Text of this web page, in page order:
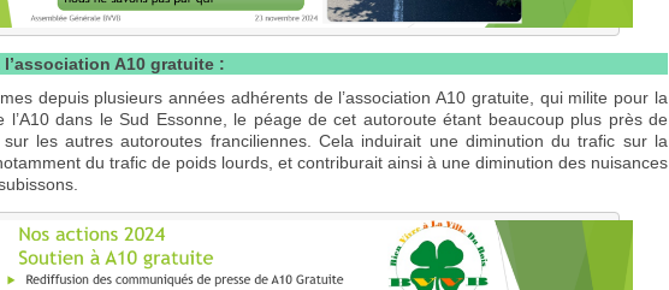
A10 gratuite :
depuis plusieurs années adhérents de l’association A10 gratuite, qui milite pour la
l’A10 dans le Sud Essonne, le péage de cet autoroute étant beaucoup plus près de
les autres autoroutes franciliennes. Cela induirait une diminution du trafic sur la
du trafic de poids lourds, et contriburait ainsi à une diminution des nuisances